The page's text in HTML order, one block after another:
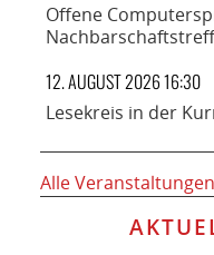
Offene
12. AUGUST 2026 16:30
Lesekreis in der
Alle Veranstaltungen